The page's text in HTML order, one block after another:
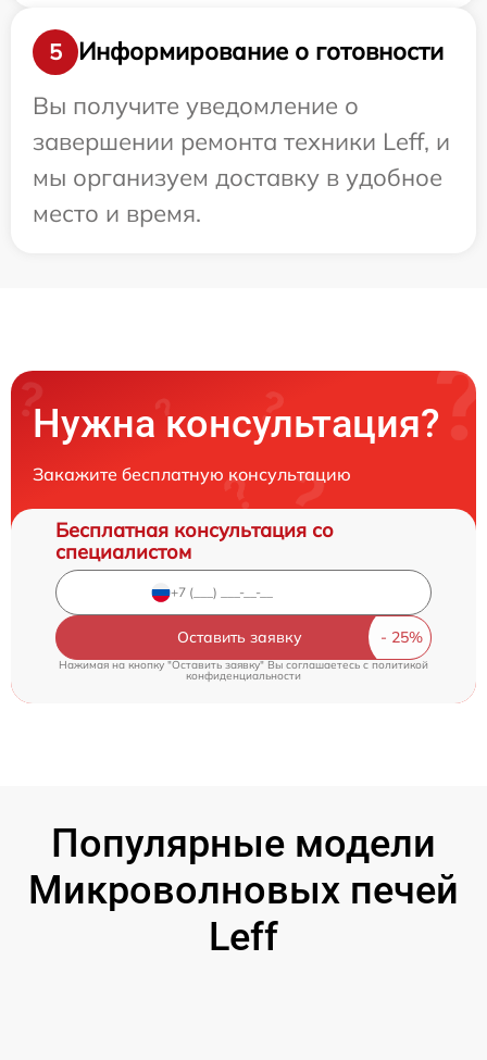
5
Информирование о готовности
Вы получите уведомление о
завершении ремонта техники Leff, и
мы организуем доставку в удобное
место и время.
Нужна консультация?
Закажите бесплатную консультацию
Бесплатная консультация со
специалистом
Оставить заявку
Нажимая на кнопку "Оставить заявку" Вы соглашаетесь cполитикой
конфиденциальности
Популярные модели
Микроволновых печей
Leff